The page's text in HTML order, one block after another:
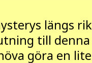
längs
till denna
göra en